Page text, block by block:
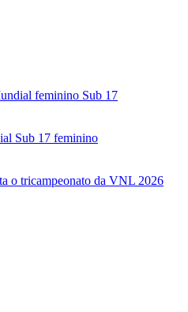
feminino Sub 17
Sub 17 feminino
o tricampeonato da VNL 2026